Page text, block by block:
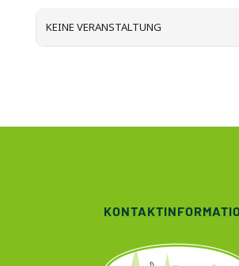
KEINE VERANSTALTUNG